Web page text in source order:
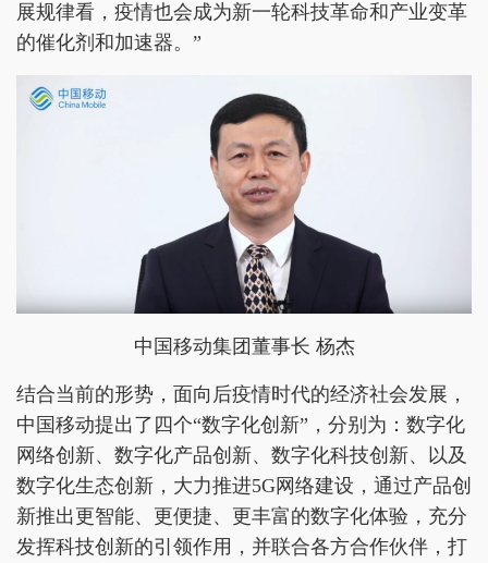
展规律看，疫情也会成为新一轮科技革命和产业变革
的催化剂和加速器。”
中国移动集团董事长 杨杰
结合当前的形势，面向后疫情时代的经济社会发展，
中国移动提出了四个“数字化创新”，分别为：数字化
网络创新、数字化产品创新、数字化科技创新、以及
数字化生态创新，大力推进5G网络建设，通过产品创
新推出更智能、更便捷、更丰富的数字化体验，充分
发挥科技创新的引领作用，并联合各方合作伙伴，打